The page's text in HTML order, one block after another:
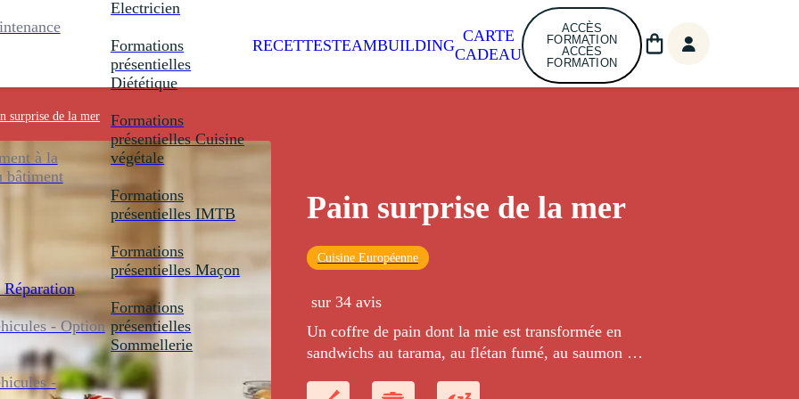
à la
bâtiment
- Option
-
Electricien
Formations
présentielles
Diététique
Formations
présentielles Cuisine
végétale
Formations
présentielles IMTB
Formations
présentielles Maçon
Formations
présentielles
Sommellerie
RECETTESTEAMBUILDING
CARTE
CADEAU
ACCÈS
FORMATION
ACCÈS
FORMATION
surprise de la mer
Pain surprise de la mer
Cuisine Européenne
sur 34 avis
Un coffre de pain dont la mie est transformée en
sandwichs au tarama, au flétan fumé, au saumon et